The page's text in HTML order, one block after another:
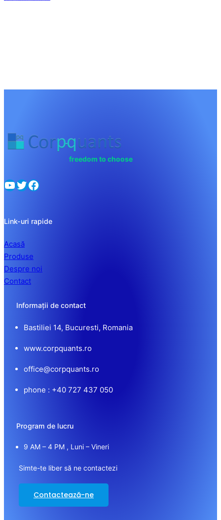
freedom to choose
YouTube Twitter Facebook
Link-uri rapide
Acasă
Produse
Despre noi
Contact
Informații de contact
Bastiliei 14, Bucuresti, Romania
www.corpquants.ro
office@corpquants.ro
phone : +40 727 437 050
Program de lucru
9 AM – 4 PM , Luni – Vineri
Simte-te liber să ne contactezi
Contactează-ne